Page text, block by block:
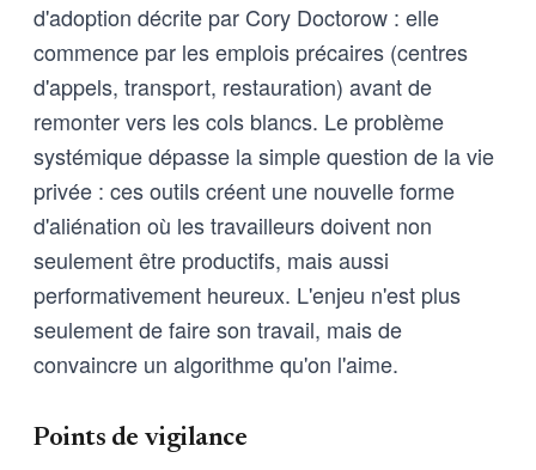
d'adoption décrite par Cory Doctorow : elle
commence par les emplois précaires (centres
d'appels, transport, restauration) avant de
remonter vers les cols blancs. Le problème
systémique dépasse la simple question de la vie
privée : ces outils créent une nouvelle forme
d'aliénation où les travailleurs doivent non
seulement être productifs, mais aussi
performativement heureux. L'enjeu n'est plus
seulement de faire son travail, mais de
convaincre un algorithme qu'on l'aime.
Points de vigilance